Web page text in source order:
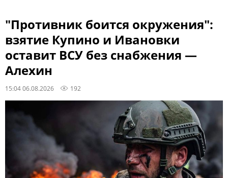
"Противник боится окружения":
взятие Купино и Ивановки
оставит ВСУ без снабжения —
Алехин
15:04 06.08.2026 192